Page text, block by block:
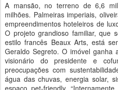
A mansão, no terreno de 6,6
milhões. Palmeiras imperiais,
empreendimentos hoteleiros de
O projeto grandioso familiar, que
estilo francês Beaux Arts, está
Geraldo Segreto. O imóvel
visionário do presidente e
preocupações com
água das chuvas, energia solar,
espaço pet-friendly.